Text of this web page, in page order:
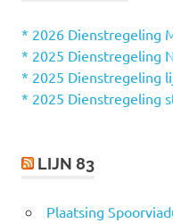
n
a
a
r
* 2026 Dienstregeling
* 2025 Dienstregeling
* 2025 Dienstregeling
* 2025 Dienstregeling
LIJN 83
Plaatsing